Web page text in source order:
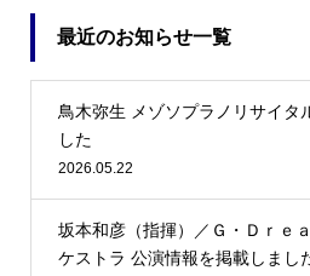
最近のお知らせ一覧
鳥木弥生 メゾソプラノリサイタ
した
2026.05.22
坂本和彦（指揮）／Ｇ・Ｄｒｅ
ケストラ 公演情報を掲載しまし